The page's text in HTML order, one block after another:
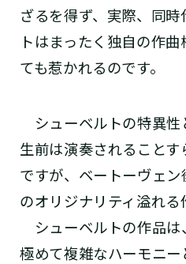
ざるを得ず、実際、同
トはまったく独自の作
ても惹かれるのです。
シューベルトの特異性
生前は演奏されること
ですが、ベートーヴェ
のオリジナリティ溢れる
シューベルトの作品は
極めて複雑なハーモニー